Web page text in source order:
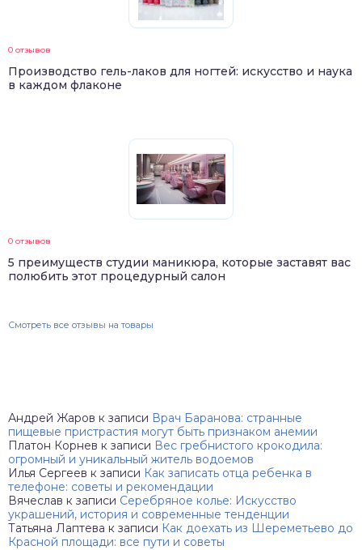
0 отзывов
Производство гель-лаков для ногтей: искусство и наука
в каждом флаконе
0 отзывов
5 преимуществ студии маникюра, которые заставят вас
полюбить этот процедурный салон
Смотреть все отзывы на товары
Андрей Жаров к записи Врач Баранова: странные
пищевые пристрастия могут быть признаком анемии
Платон Корнев к записи Вес гребнистого крокодила:
огромный и уникальный житель водоемов
Илья Сергеев к записи Как записать отца ребенка в
телефоне: советы и рекомендации
Вячеслав к записи Серебряное колье: Искусство
украшений, история и современные тенденции
Татьяна Лаптева к записи Как доехать из Шереметьево до
Красной площади: все пути и советы